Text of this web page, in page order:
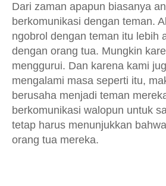
Dari zaman apapun biasanya
berkomunikasi dengan teman.
ngobrol dengan teman itu lebih
dengan orang tua. Mungkin
menggurui. Dan karena kami
mengalami masa seperti itu,
berusaha menjadi teman
berkomunikasi walopun untuk
tetap harus menunjukkan
orang tua mereka.